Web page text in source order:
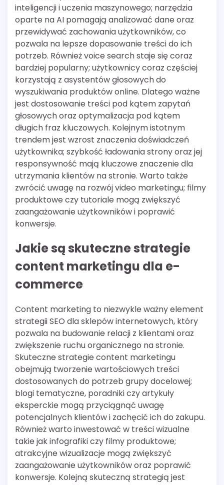
inteligencji i uczenia maszynowego; narzędzia
oparte na AI pomagają analizować dane oraz
przewidywać zachowania użytkowników, co
pozwala na lepsze dopasowanie treści do ich
potrzeb. Również voice search staje się coraz
bardziej popularny; użytkownicy coraz częściej
korzystają z asystentów głosowych do
wyszukiwania produktów online. Dlatego ważne
jest dostosowanie treści pod kątem zapytań
głosowych oraz optymalizacja pod kątem
długich fraz kluczowych. Kolejnym istotnym
trendem jest wzrost znaczenia doświadczeń
użytkownika; szybkość ładowania strony oraz jej
responsywność mają kluczowe znaczenie dla
utrzymania klientów na stronie. Warto także
zwrócić uwagę na rozwój video marketingu; filmy
produktowe czy tutoriale mogą zwiększyć
zaangażowanie użytkowników i poprawić
konwersje.
Jakie są skuteczne strategie
content marketingu dla e-
commerce
Content marketing to niezwykle ważny element
strategii SEO dla sklepów internetowych, który
pozwala na budowanie relacji z klientami oraz
zwiększenie ruchu organicznego na stronie.
Skuteczne strategie content marketingu
obejmują tworzenie wartościowych treści
dostosowanych do potrzeb grupy docelowej;
blogi tematyczne, poradniki czy artykuły
eksperckie mogą przyciągnąć uwagę
potencjalnych klientów i zachęcić ich do zakupu.
Również warto inwestować w treści wizualne
takie jak infografiki czy filmy produktowe;
atrakcyjne wizualizacje mogą zwiększyć
zaangażowanie użytkowników oraz poprawić
konwersje. Kolejną skuteczną strategią jest